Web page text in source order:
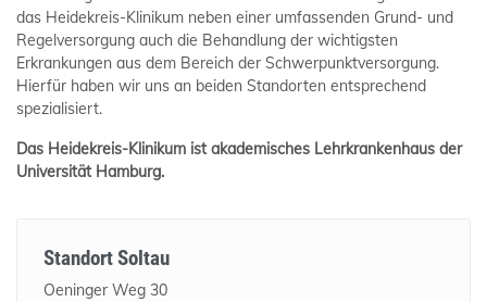
das Heidekreis-Klinikum neben einer umfassenden Grund- und
Regelversorgung auch die Behandlung der wichtigsten
Erkrankungen aus dem Bereich der Schwerpunktversorgung.
Hierfür haben wir uns an beiden Standorten entsprechend
spezialisiert.
Das Heidekreis-Klinikum ist akademisches Lehrkrankenhaus der
Universität Hamburg.
Standort Soltau
Oeninger Weg 30